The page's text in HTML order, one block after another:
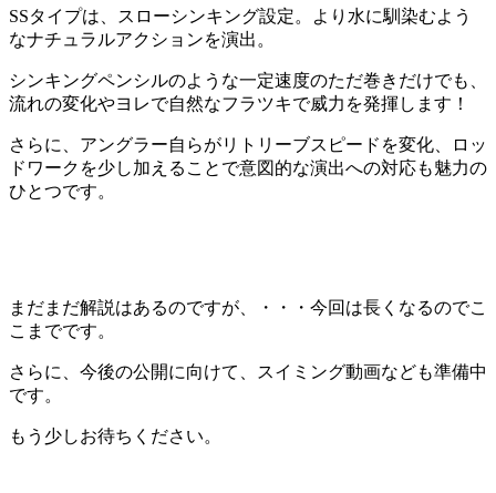
SSタイプは、スローシンキング設定。より水に馴染むよう
なナチュラルアクションを演出。
シンキングペンシルのような一定速度のただ巻きだけでも、
流れの変化やヨレで自然なフラツキで威力を発揮します！
さらに、アングラー自らがリトリーブスピードを変化、ロッ
ドワークを少し加えることで意図的な演出への対応も魅力の
ひとつです。
まだまだ解説はあるのですが、・・・今回は長くなるのでこ
こまでです。
さらに、今後の公開に向けて、スイミング動画なども準備中
です。
もう少しお待ちください。